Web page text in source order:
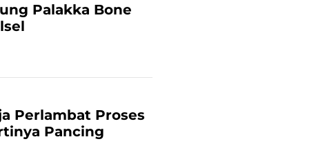
Palakka Bone
Perlambat Proses
Pancing